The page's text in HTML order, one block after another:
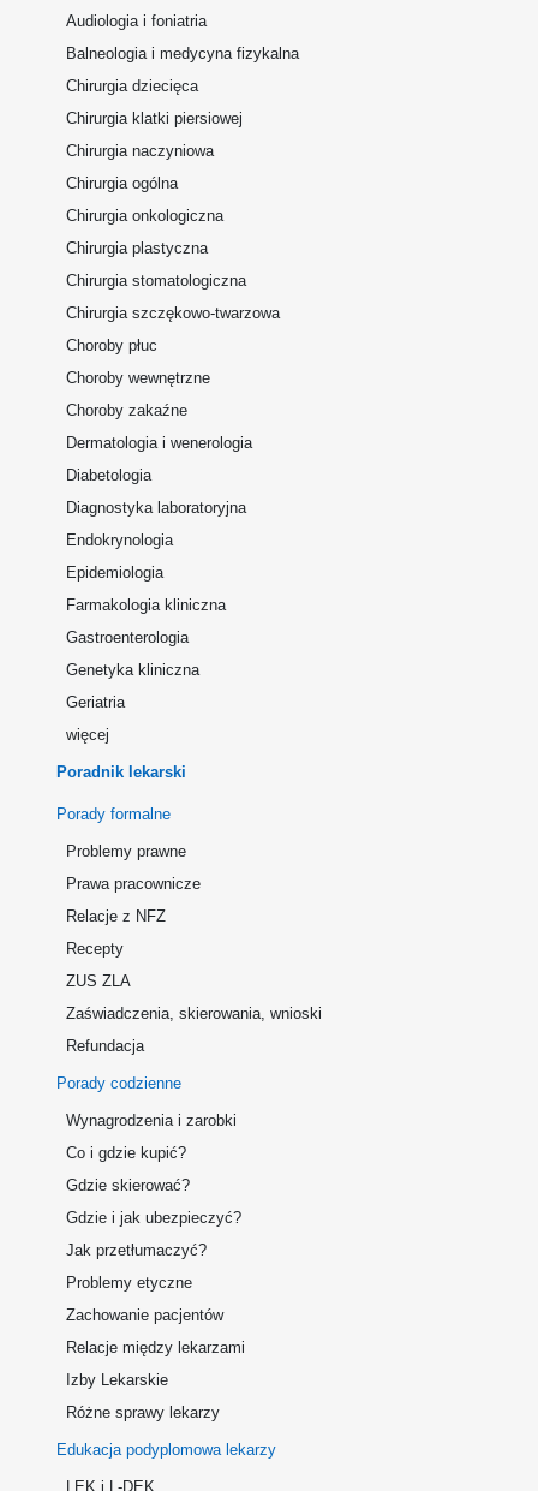
Audiologia i foniatria
Balneologia i medycyna fizykalna
Chirurgia dziecięca
Chirurgia klatki piersiowej
Chirurgia naczyniowa
Chirurgia ogólna
Chirurgia onkologiczna
Chirurgia plastyczna
Chirurgia stomatologiczna
Chirurgia szczękowo-twarzowa
Choroby płuc
Choroby wewnętrzne
Choroby zakaźne
Dermatologia i wenerologia
Diabetologia
Diagnostyka laboratoryjna
Endokrynologia
Epidemiologia
Farmakologia kliniczna
Gastroenterologia
Genetyka kliniczna
Geriatria
więcej
Poradnik lekarski
Porady formalne
Problemy prawne
Prawa pracownicze
Relacje z NFZ
Recepty
ZUS ZLA
Zaświadczenia, skierowania, wnioski
Refundacja
Porady codzienne
Wynagrodzenia i zarobki
Co i gdzie kupić?
Gdzie skierować?
Gdzie i jak ubezpieczyć?
Jak przetłumaczyć?
Problemy etyczne
Zachowanie pacjentów
Relacje między lekarzami
Izby Lekarskie
Różne sprawy lekarzy
Edukacja podyplomowa lekarzy
LEK i L-DEK